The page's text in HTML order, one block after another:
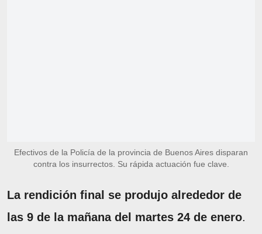
Efectivos de la Policía de la provincia de Buenos Aires disparan
contra los insurrectos. Su rápida actuación fue clave.
La rendición final se produjo alrededor de
las 9 de la mañana del martes 24 de enero.